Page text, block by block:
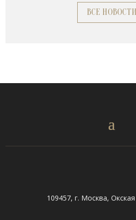
ВСЕ НОВОСТИ
109457, г. Москва, Окская